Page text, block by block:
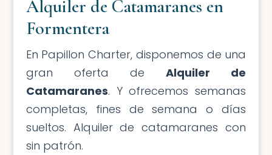
Alquiler de Catamaranes en
En Papillon Charter, disponemos de una
gran oferta deAlquiler de
Catamaranes. Y ofrecemos semanas
completas, fines de semana o días
sueltos. Alquiler de catamaranes con